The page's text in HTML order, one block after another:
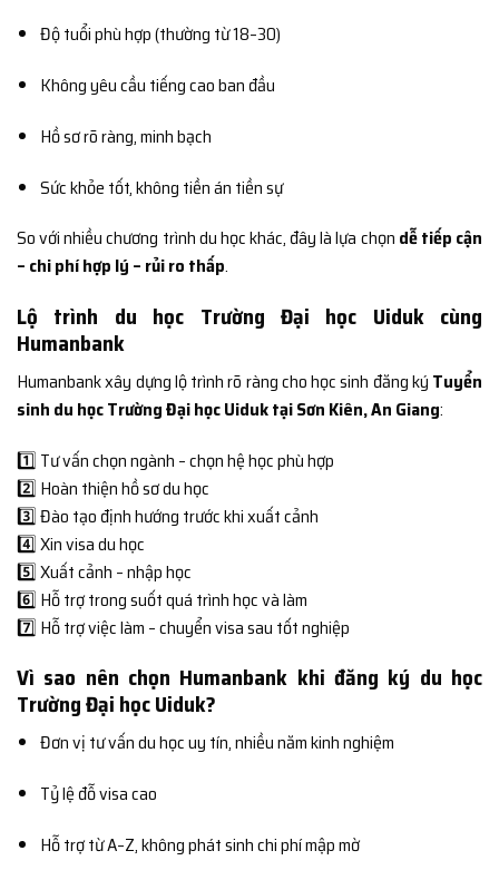
Độ tuổi phù hợp (thường từ 18–30)
Không yêu cầu tiếng cao ban đầu
Hồ sơ rõ ràng, minh bạch
Sức khỏe tốt, không tiền án tiền sự
So với nhiều chương trình du học khác, đây là lựa chọn dễ tiếp cận
– chi phí hợp lý – rủi ro thấp.
Lộ trình du học Trường Đại học Uiduk cùng
Humanbank
Humanbank xây dựng lộ trình rõ ràng cho học sinh đăng ký Tuyển
sinh du học Trường Đại học Uiduk tại Sơn Kiên, An Giang:
1️⃣ Tư vấn chọn ngành – chọn hệ học phù hợp
2️⃣ Hoàn thiện hồ sơ du học
3️⃣ Đào tạo định hướng trước khi xuất cảnh
4️⃣ Xin visa du học
5️⃣ Xuất cảnh – nhập học
6️⃣ Hỗ trợ trong suốt quá trình học và làm
7️⃣ Hỗ trợ việc làm – chuyển visa sau tốt nghiệp
Vì sao nên chọn Humanbank khi đăng ký du học
Trường Đại học Uiduk?
Đơn vị tư vấn du học uy tín, nhiều năm kinh nghiệm
Tỷ lệ đỗ visa cao
Hỗ trợ từ A–Z, không phát sinh chi phí mập mờ